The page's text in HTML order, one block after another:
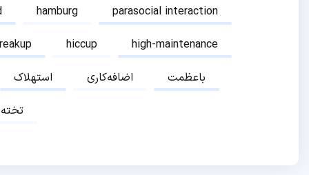
hamburg
parasocial interaction
hiccup
high-maintenance
استهلاک
اضافه‌کاری
باعظمت